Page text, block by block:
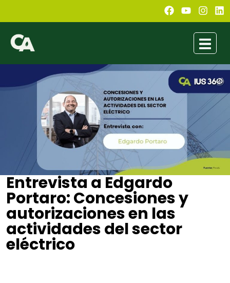
Entrevista a Edgardo
Portaro: Concesiones y
autorizaciones en las
actividades del sector
eléctrico